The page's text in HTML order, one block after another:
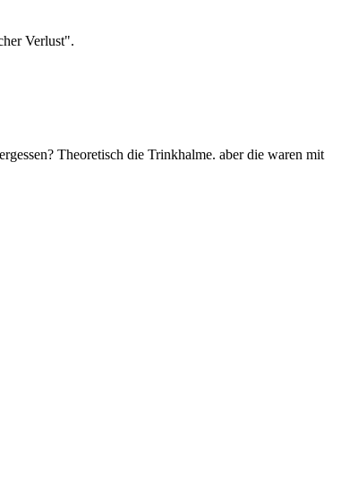
Verlust".
Theoretisch die Trinkhalme. aber die waren mit